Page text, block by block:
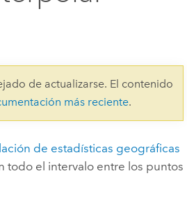
de actualizarse. El contenido
más reciente.
de estadísticas geográficas
todo el intervalo entre los puntos